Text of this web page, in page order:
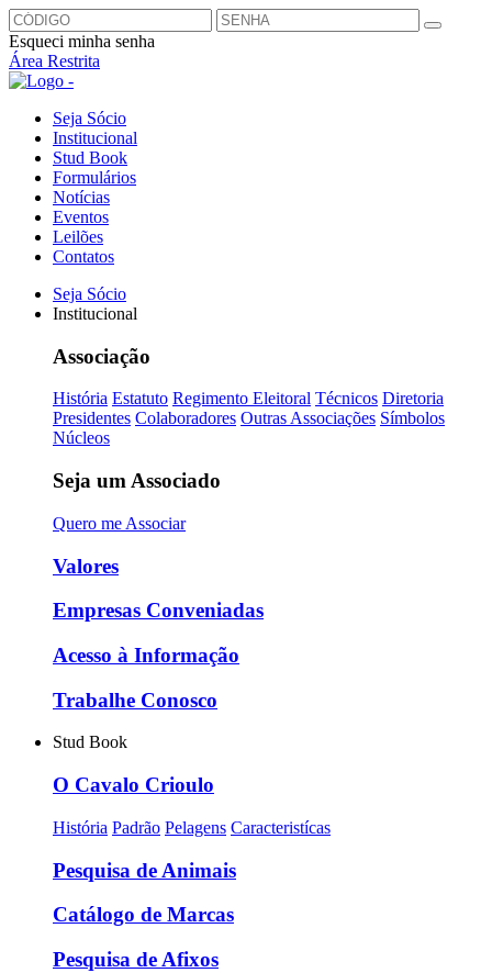
Esqueci minha senha
Área Restrita
Seja Sócio
Institucional
Stud Book
Formulários
Notícias
Eventos
Leilões
Contatos
Seja Sócio
Institucional
Associação
História Estatuto Regimento Eleitoral Técnicos Diretoria
Presidentes Colaboradores Outras Associações Símbolos
Núcleos
Seja um Associado
Quero me Associar
Valores
Empresas Conveniadas
Acesso à Informação
Trabalhe Conosco
Stud Book
O Cavalo Crioulo
História Padrão Pelagens Caracteristícas
Pesquisa de Animais
Catálogo de Marcas
Pesquisa de Afixos